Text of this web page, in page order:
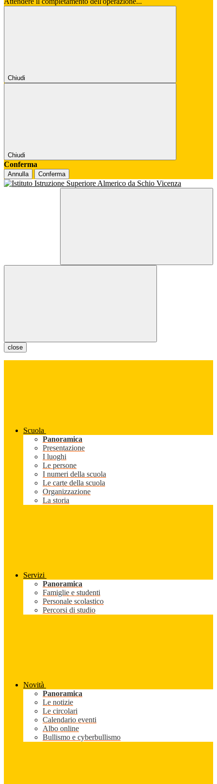
Chiudi
Chiudi
Conferma
Annulla Conferma
close
Scuola
Panoramica
Presentazione
I luoghi
Le persone
I numeri della scuola
Le carte della scuola
Organizzazione
La storia
Servizi
Panoramica
Famiglie e studenti
Personale scolastico
Percorsi di studio
Novità
Panoramica
Le notizie
Le circolari
Calendario eventi
Albo online
Bullismo e cyberbullismo